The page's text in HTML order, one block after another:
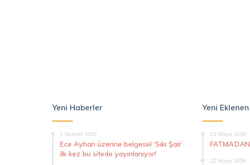
Yeni Haberler
5 Haziran 2025
Ece Ayhan üzerine belgesel ‘Sıkı Şair’
ilk kez bu sitede yayınlanıyor!
Yeni
23 Mayıs 2026
22 Mayıs 2026